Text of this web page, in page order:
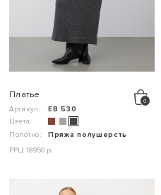
Платье
Артикул:
ЕВ 530
Цвета:
Полотно:
Пряжа полушерсть
РРЦ: 18950 р.